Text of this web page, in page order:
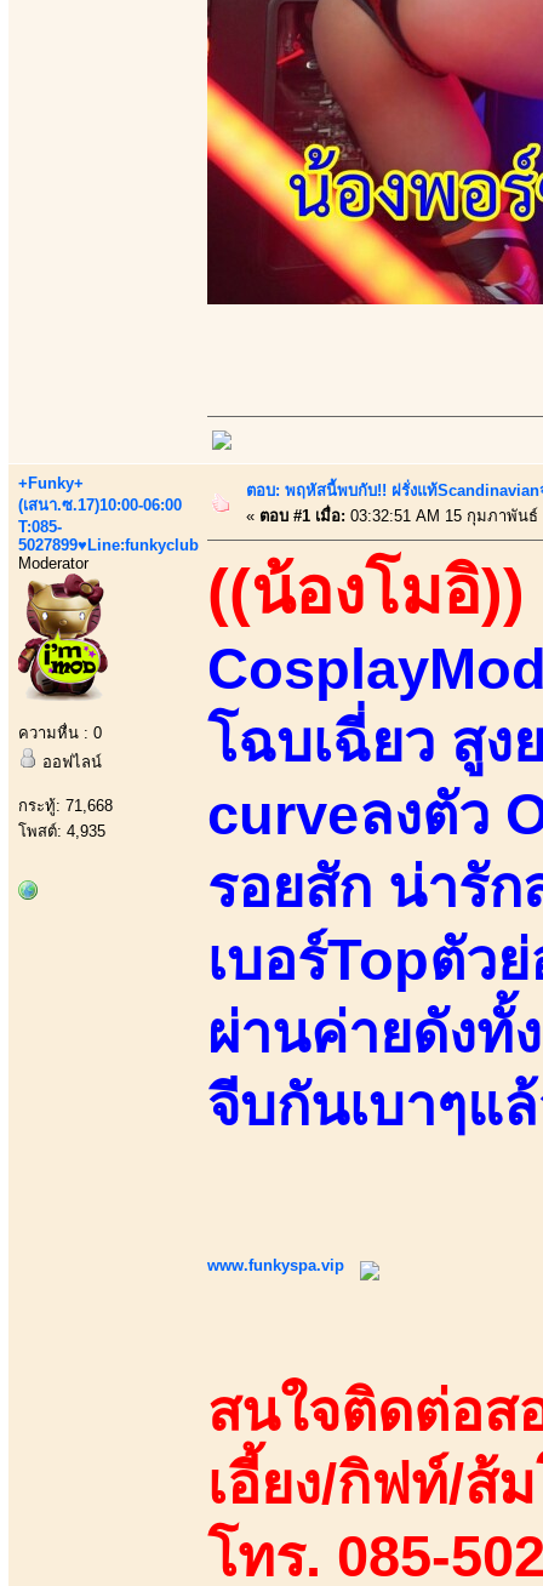
+Funky+
(เสนา.ซ.17)10:00-06:00
T:085-
5027899♥Line:funkyclub
Moderator
ความหื่น : 0
ออฟไลน์
กระทู้: 71,668
โพสต์: 4,935
ตอบ: พฤหัสนี้พบกับ!! ฝรั่งแท้Scandinavian
« ตอบ #1 เมื่อ: 03:32:51 AM 15 กุมภาพันธ์
((น้องโมอิ))
โฉบเฉี่ยว สูง
curveลงตัว
รอยสัก น่ารั
เบอร์Topตัว
ผ่านค่ายดังทั้
จีบกันเบาๆแ
www.funkyspa.vip
สนใจติดต่อส
เอี้ยง/กิฟท์/ส้
โทร. 085-